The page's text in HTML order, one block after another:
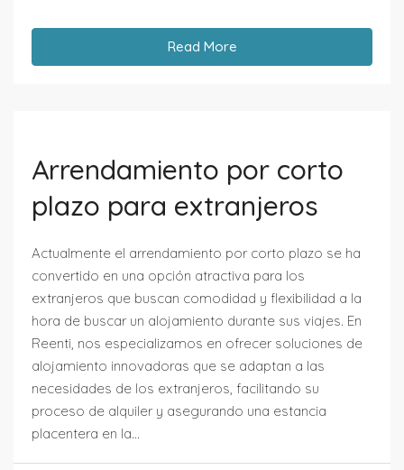
Read More
Arrendamiento por corto
plazo para extranjeros
Actualmente el arrendamiento por corto plazo se ha
convertido en una opción atractiva para los
extranjeros que buscan comodidad y flexibilidad a la
hora de buscar un alojamiento durante sus viajes. En
Reenti, nos especializamos en ofrecer soluciones de
alojamiento innovadoras que se adaptan a las
necesidades de los extranjeros, facilitando su
proceso de alquiler y asegurando una estancia
placentera en la...